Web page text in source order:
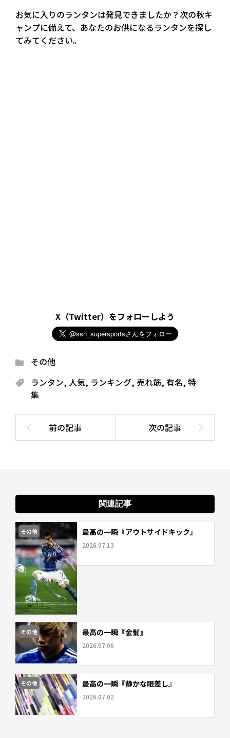
お気に入りのランタンは発見できましたか？次の秋キ
ャンプに備えて、あなたのお供になるランタンを探し
てみてください。
X（Twitter）をフォローしよう
その他
ランタン, 人気, ランキング, 売れ筋, 有名, 特
集
関連記事
その他 最高の一瞬『アウトサイドキック』
2026.07.13
その他 最高の一瞬『金髪』
2026.07.06
その他 最高の一瞬『静かな眼差し』
2026.07.02